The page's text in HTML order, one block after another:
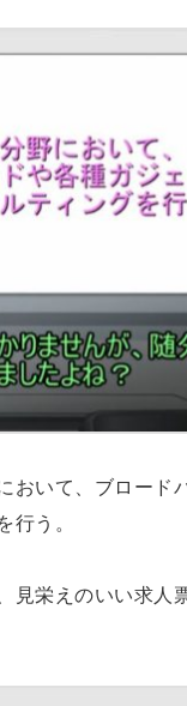
いて、ブロード
行う。
栄えのいい求人